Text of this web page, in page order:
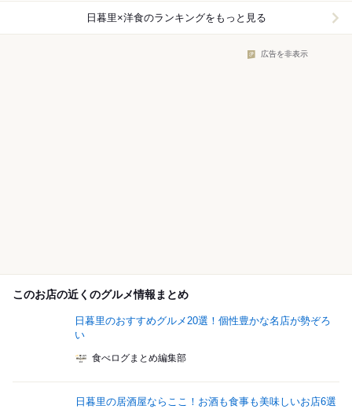
日暮里×洋食のランキングをもっと見る
広告を非表示
このお店の近くのグルメ情報まとめ
日暮里のおすすめグルメ20選！個性豊かな名店が勢ぞろ
い
食べログまとめ編集部
日暮里の居酒屋ならここ！お酒も食事も美味しいお店6選